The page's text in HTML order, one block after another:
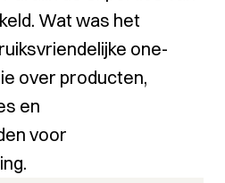
Wat was het
one-
over producten,
en
voor